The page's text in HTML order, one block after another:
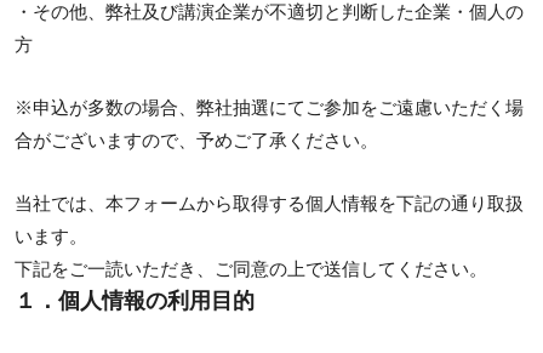
・その他、弊社及び講演企業が不適切と判断した企業・個人の
方
※申込が多数の場合、弊社抽選にてご参加をご遠慮いただく場
合がございますので、予めご了承ください。
当社では、本フォームから取得する個人情報を下記の通り取扱
います。
下記をご一読いただき、ご同意の上で送信してください。
１．個人情報の利用目的